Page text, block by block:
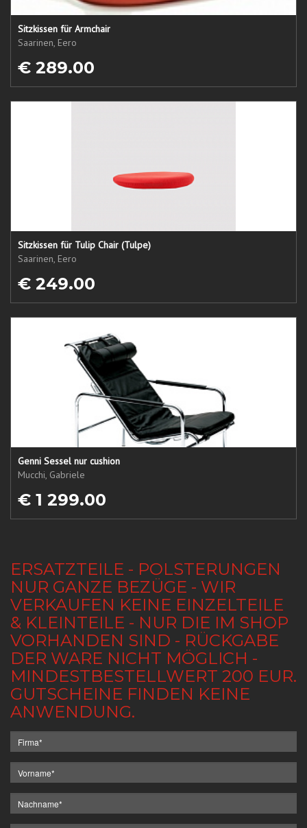
Sitzkissen für Armchair
Saarinen, Eero
€ 289.00
Sitzkissen für Tulip Chair (Tulpe)
Saarinen, Eero
€ 249.00
Genni Sessel nur cushion
Mucchi, Gabriele
€ 1 299.00
ERSATZTEILE - POLSTERUNGEN
NUR GANZE BEZÜGE - WIR
VERKAUFEN KEINE EINZELTEILE
& KLEINTEILE - NUR DIE IM SHOP
VORHANDEN SIND - RÜCKGABE
DER WARE NICHT MÖGLICH -
MINDESTBESTELLWERT 200 EUR.
GUTSCHEINE FINDEN KEINE
ANWENDUNG.